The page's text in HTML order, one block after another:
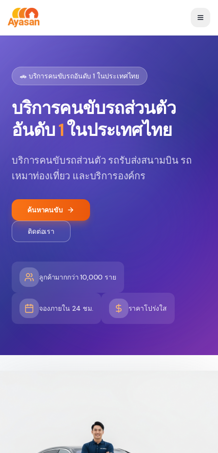
🚗 บริการคนขับรถอันดับ 1 ในประเทศไทย
บริการคนขับรถส่วนตัว
อันดับ1ในประเทศไทย
บริการคนขับรถส่วนตัว รถรับส่งสนามบิน รถ
เหมาท่องเที่ยว และบริการองค์กร
ค้นหาคนขับ
ติดต่อเรา
ลูกค้ามากกว่า 10,000 ราย
จองภายใน 24 ชม. ราคาโปร่งใส